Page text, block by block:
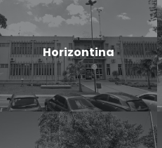
Horizontina